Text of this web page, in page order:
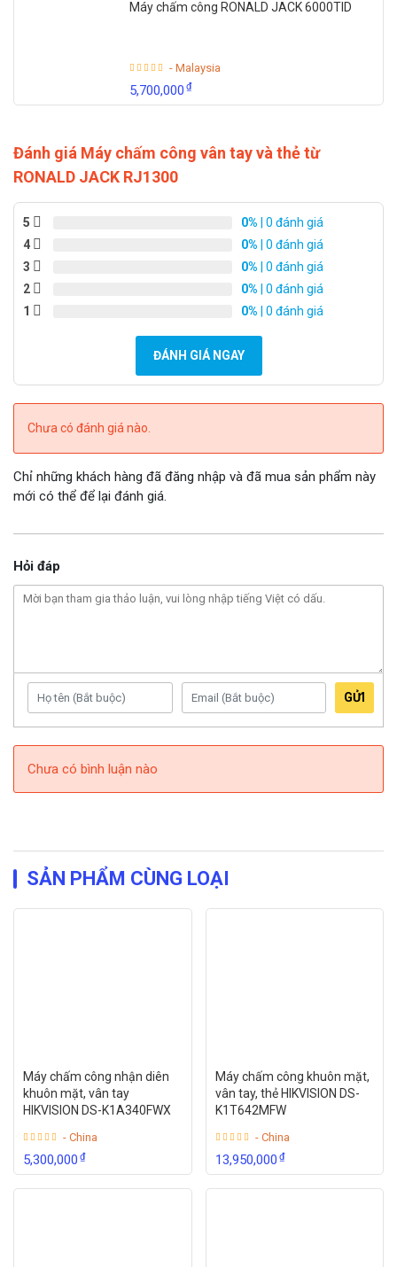
Máy chấm công RONALD JACK 6000TID
- Malaysia
5,700,000₫
Đánh giá Máy chấm công vân tay và thẻ từ
RONALD JACK RJ1300
5 0% | 0 đánh giá
4
0% | 0 đánh giá
3
0% | 0 đánh giá
2
0% | 0 đánh giá
1
0% | 0 đánh giá
ĐÁNH GIÁ NGAY
Chưa có đánh giá nào.
Chỉ những khách hàng đã đăng nhập và đã mua sản phẩm này
mới có thể để lại đánh giá.
Hỏi đáp
GỬI
Chưa có bình luận nào
SẢN PHẨM CÙNG LOẠI
Máy chấm công nhận diên
khuôn mặt, vân tay
HIKVISION DS-K1A340FWX
- China
5,300,000₫
Máy chấm công khuôn mặt,
vân tay, thẻ HIKVISION DS-
K1T642MFW
- China
13,950,000₫